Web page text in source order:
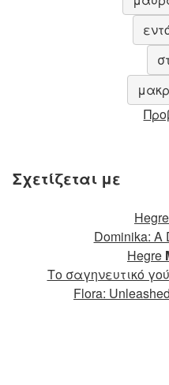
Σχετίζεται με
Hegre
Dominika: A
Hegre
Το σαγηνευτικό
Flora: